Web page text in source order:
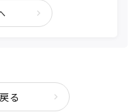
る